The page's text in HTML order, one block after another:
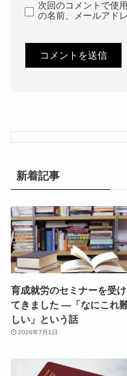
次回のコメントで使
の名前、メールアド
新着記事
育成就労のセミナーを受け
てきました ―「なにこれ
しい」という話
2026年7月1日